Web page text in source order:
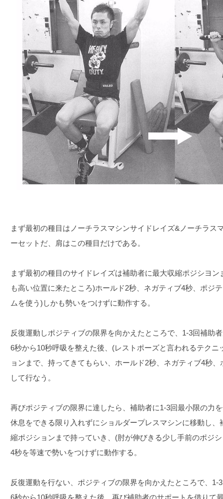
まず最初の種目はノーチラスマシンサイドレイズ&ノーチラス
ーセットだ、肩はこの種目だけである。
まず最初の種目のサイドレイズは補助者に最大収縮ポジシヨ
も高い位置に来たところ)ホールド2秒、ネガティブ4秒、ポジ
ムを使う)しかも勢いをつけずに動作する。
反復運動しポジティブの限界を向かえたところで、1-3回補助
6秒から10秒呼吸を整えた後、(レストポーズと言われるテク
ョンまで、持ってきてもらい、ホールド2秒、ネガティブ4秒
して行なう。
再びポジティブの限界に達したら、補助者に1-3回最小限の力
休息をできる限り入れずにショルダープレスマシンに移動し
縮ポジションまで持っていき、(肘が伸びきる少し手前のポジ
4秒を等速で勢いをつけずに動作する。
反復運動を行ない、ポジティブの限界を向かえたところで、1-